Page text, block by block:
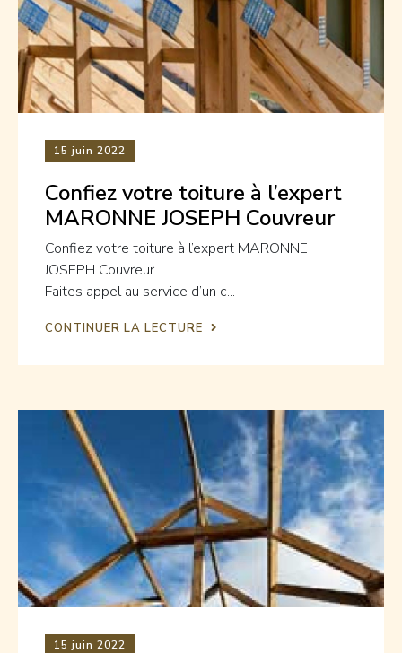
15 juin 2022
Confiez votre toiture à l’expert
MARONNE JOSEPH Couvreur
Confiez votre toiture à l’expert MARONNE
JOSEPH Couvreur
Faites appel au service d’un c...
CONTINUER LA LECTURE
15 juin 2022